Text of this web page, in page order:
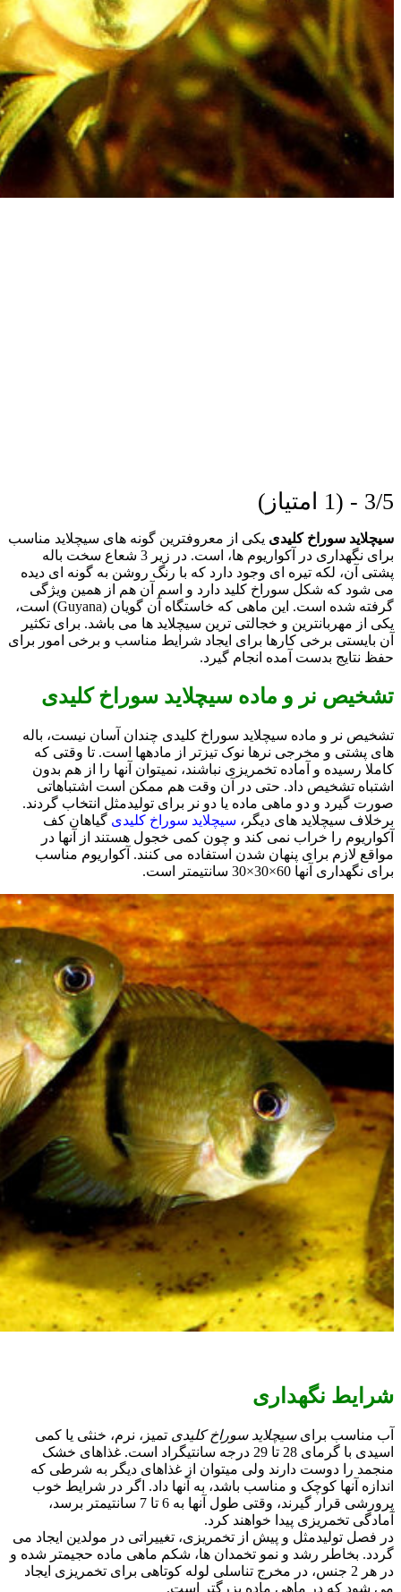
3/5 - (1 امتیاز)
سیچلاید سوراخ کلیدی یکی از معروفترین گونه های سیچلاید مناسب
برای نگهداری در آکواریوم ها، است. در زیر 3 شعاع سخت باله
پشتی آن، لکه تیره ای وجود دارد که با رنگ روشن به گونه ای دیده
می شود که شکل سوراخ کلید دارد و اسم آن هم از همین ویژگی
گرفته شده است.
این ماهی که خاستگاه آن گویان (Guyana) است،
یکی از مهربانترین و خجالتی ترین سیچلاید ها می باشد. برای تکثیر
آن بایستی برخی کارها برای ایجاد شرایط مناسب و برخی امور برای
حفظ نتایج بدست آمده انجام گیرد.
تشخیص نر و ماده سیچلاید سوراخ کلیدی
تشخیص نر و ماده سیچلاید سوراخ کلیدی چندان آسان نیست، باله
های پشتی و مخرجی نرها نوک تیزتر از مادهها است. تا وقتی که
کاملا رسیده و آماده تخمریزی نباشند، نمیتوان آنها را از هم بدون
اشتباه تشخیص داد. حتی در آن وقت هم ممکن است اشتباهاتی
صورت گیرد و دو ماهی ماده یا دو نر برای تولیدمثل انتخاب گردند.
برخلاف سیچلاید های دیگر، سیچلاید سوراخ کلیدی گیاهان کف
آکواریوم را خراب نمی کند و چون کمی خجول هستند از آنها در
مواقع لازم برای پنهان شدن استفاده می کنند. آکواریوم مناسب
برای نگهداری آنها 60×30×30 سانتیمتر است.
شرایط نگهداری
آب مناسب برایسیچلاید سوراخ کلیدی تمیز، نرم، خنثی یا کمی
اسیدی با گرمای 28 تا 29 درجه سانتیگراد است. غذاهای خشک
منجمد را دوست دارند ولی میتوان از غذاهای دیگر به شرطی که
اندازه آنها کوچک و مناسب باشد، به آنها داد. اگر در شرایط خوب
پرورشی قرار گیرند، وقتی طول آنها به 6 تا 7 سانتیمتر برسد،
آمادگی تخمریزی پیدا خواهند کرد.
در فصل تولیدمثل و پیش از تخمریزی، تغییراتی در مولدین ایجاد می
گردد. بخاطر رشد و نمو تخمدان ها، شکم ماهی ماده حجیمتر شده و
در هر 2 جنس، در مخرج تناسلی لوله کوتاهی برای تخمریزی ایجاد
می شود که در ماهی ماده بزرگتر است.